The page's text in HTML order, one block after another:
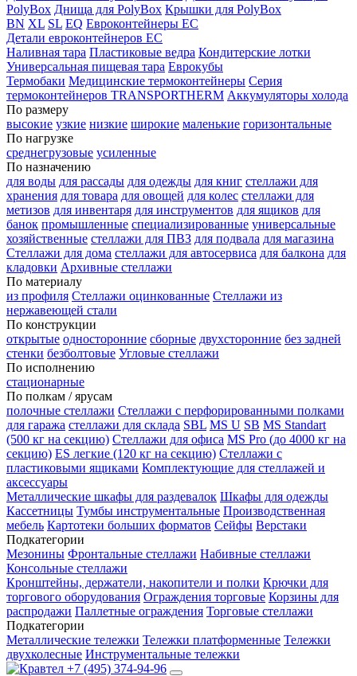
PolyBox Днища для PolyBox Крышки для PolyBox
BN XL SL EQ Евроконтейнеры EC
Детали евроконтейнеров EC
Наливная тара Пластиковые ведра Кондитерские лотки
Универсальная пищевая тара Еврокубы
Термобаки Медицинские термоконтейнеры Серия
термоконтейнеров TRANSPORTHERM Аккумуляторы холода
По размеру
высокие узкие низкие широкие маленькие горизонтальные
По нагрузке
среднегрузовые усиленные
По назначению
для воды для рассады для одежды для книг стеллажи для
хранения для товара для овощей для колес стеллажи для
метизов для инвентаря для инструментов для ящиков для
банок промышленные специализированные универсальные
хозяйственные стеллажи для ПВЗ для подвала для магазина
Стеллажи для дома стеллажи для автосервиса для балкона для
кладовки Архивные стеллажи
По материалу
из профиля Стеллажи оцинкованные Стеллажи из
нержавеющей стали
По конструкции
открытые односторонние сборные двухсторонние без задней
стенки безболтовые Угловые стеллажи
По исполнению
стационарные
По полкам / ярусам
полочные стеллажи Стеллажи с перфорированными полками
для гаража стеллажи для склада SBL MS U SB MS Standart
(500 кг на секцию) Стеллажи для офиса MS Pro (до 4000 кг на
секцию) ES легкие (120 кг на секцию) Стеллажи с
пластиковыми ящиками Комплектующие для стеллажей и
аксессуары
Металлические шкафы для раздевалок Шкафы для одежды
Кассетницы Тумбы инструментальные Производственная
мебель Картотеки больших форматов Сейфы Верстаки
Подкатегории
Мезонины Фронтальные стеллажи Набивные стеллажи
Консольные стеллажи
Кронштейны, держатели, накопители и полки Крючки для
торгового оборудования Ограждения торговые Корзины для
распродажи Паллетные ограждения Торговые стеллажи
Подкатегории
Металлические тележки Тележки платформенные Тележки
двухколесные Инструментальные тележки
+7 (495) 374-94-96